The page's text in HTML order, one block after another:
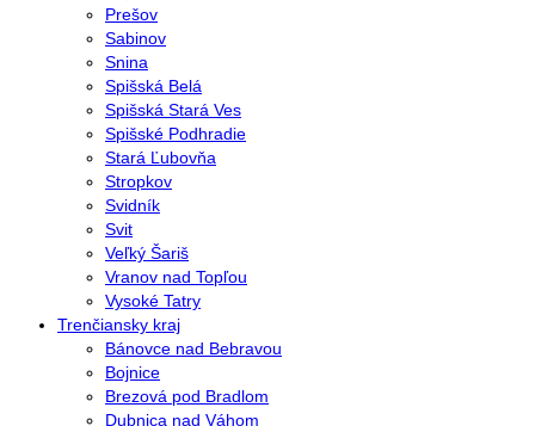
Prešov
Sabinov
Snina
Spišská Belá
Spišská Stará Ves
Spišské Podhradie
Stará Ľubovňa
Stropkov
Svidník
Svit
Veľký Šariš
Vranov nad Topľou
Vysoké Tatry
Trenčiansky kraj
Bánovce nad Bebravou
Bojnice
Brezová pod Bradlom
Dubnica nad Váhom